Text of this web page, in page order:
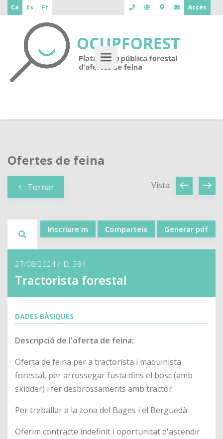
Ca Es Fr Accés
Ofertes de feina
Tornar Vista
Inscriure'm Comparteix Generar pdf
27/08/2024 / ID: 384
Tractorista forestal
DADES BÀSIQUES
Descripció de l'oferta de feina:
Oferta de feina per a tractorista i maquinista
forestal, per arrossegar fusta dins el bosc (amb
skidder) i fer desbrossaments amb tractor.
Per treballar a la zona del Bages i el Berguedà.
Oferim contracte indefinit i oportunitat d'ascendir